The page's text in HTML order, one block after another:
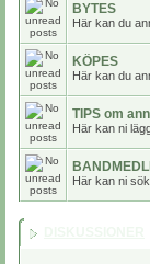
BYTES
Här kan du
KÖPES
Här kan du
TIPS om
Här kan ni
Här kan ni